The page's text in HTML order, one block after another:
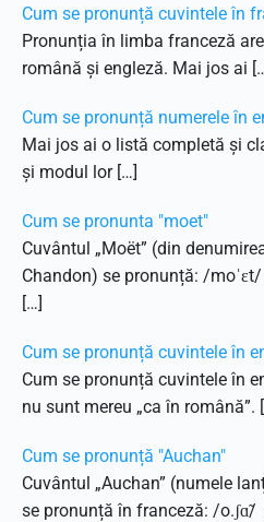
Cum se pronunță cuvintele în
Pronunția în limba franceză
română și engleză. Mai jos ai
Cum se pronunță numerele în
Mai jos ai o listă completă și
și modul lor […]
Cum se pronunta "moet"
Cuvântul „Moët” (din
Chandon) se pronunță: /
[…]
Cum se pronunță cuvintele în
Cum se pronunță cuvintele în
nu sunt mereu „ca în română”.
Cum se pronunță "Auchan"
Cuvântul „Auchan” (numele
se pronunță în franceză: /o.ʃɑ̃/